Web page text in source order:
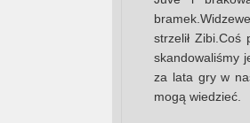
strzelił Zibi.Coś
skandowaliśmy
za lata gry w
mogą wiedzieć.